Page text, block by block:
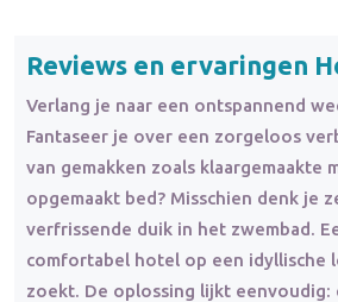
Reviews en ervaringen
Verlang je naar een ontspannend
Fantaseer je over een zorgeloos
van gemakken zoals klaargemaakte
opgemaakt bed? Misschien denk je
verfrissende duik in het zwembad.
comfortabel hotel op een idyllische
zoekt. De oplossing lijkt eenvoudig: